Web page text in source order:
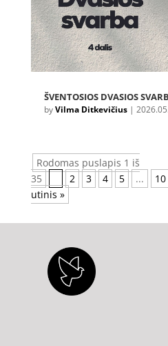
ŠVENTOSIOS DVASIOS
byVilma Ditkevičius|
Rodomas puslapis 1 iš
35
2 3 4 5 ... 10
utinis »